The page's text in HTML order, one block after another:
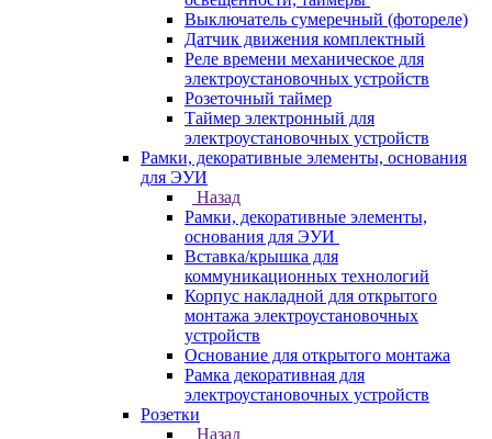
Выключатель сумеречный (фотореле)
Датчик движения комплектный
Реле времени механическое для
электроустановочных устройств
Розеточный таймер
Таймер электронный для
электроустановочных устройств
Рамки, декоративные элементы, основания
для ЭУИ
Назад
Рамки, декоративные элементы,
основания для ЭУИ
Вставка/крышка для
коммуникационных технологий
Корпус накладной для открытого
монтажа электроустановочных
устройств
Основание для открытого монтажа
Рамка декоративная для
электроустановочных устройств
Розетки
Назад